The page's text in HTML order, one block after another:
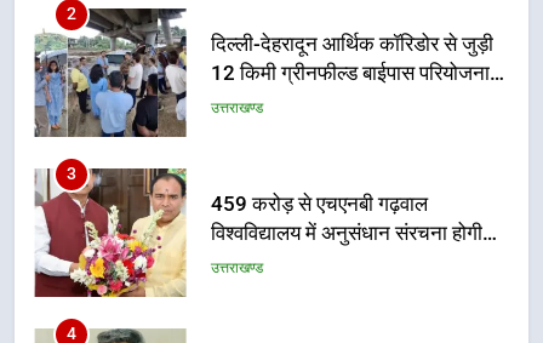
नहींः डीएम
3
459 करोड़ से एचएनबी गढ़वाल
4
भारी से बहुत भारी वर्षा की चेतावनी के बीच